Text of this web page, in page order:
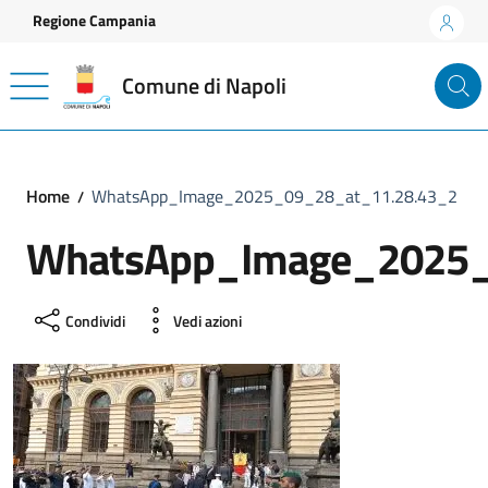
Vai ai contenuti
Vai al footer
Regione Campania
Comune di Napoli
Home WhatsApp_Image_2025_09_28_at_11.28.43_2
Condividi Vedi azioni